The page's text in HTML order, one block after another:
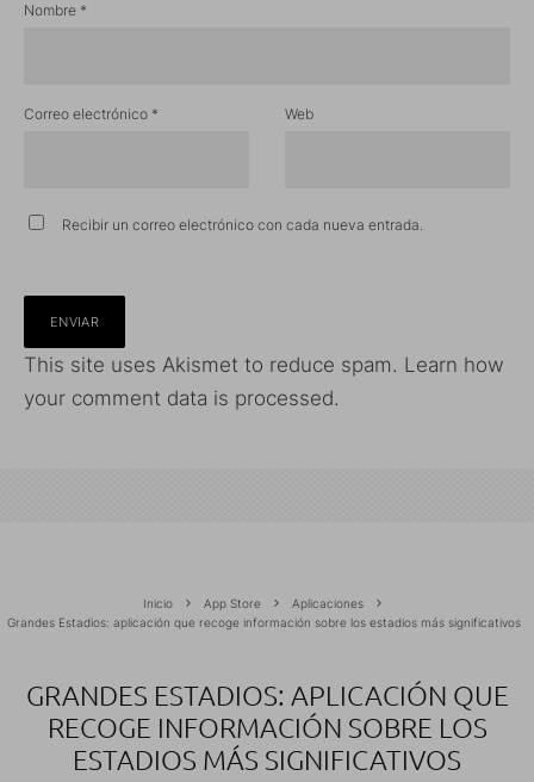
Nombre *
Correo electrónico * Web
Recibir un correo electrónico con cada nueva entrada.
This site uses Akismet to reduce spam. Learn how
your comment data is processed.
Inicio App Store
Aplicaciones
Grandes Estadios: aplicación que recoge información sobre los estadios más significativos
GRANDES ESTADIOS: APLICACIÓN QUE
RECOGE INFORMACIÓN SOBRE LOS
ESTADIOS MÁS SIGNIFICATIVOS